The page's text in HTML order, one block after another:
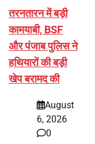
तरनतारन में बड़ी
कामयाबी, BSF
और पंजाब पुलिस ने
हथियारों की बड़ी
खेप बरामद की
August
6, 2026
0